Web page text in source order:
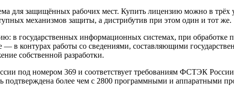
для защищённых рабочих мест. Купить лицензию можно в
механизмов защиты, а дистрибутив при этом один и тот же.
в государственных информационных системах, при
в контурах работы со сведениями, составляющими
собственной разработки.
под номером 369 и соответствует требованиям ФСТЭК
более чем с 2800 программными и аппаратными